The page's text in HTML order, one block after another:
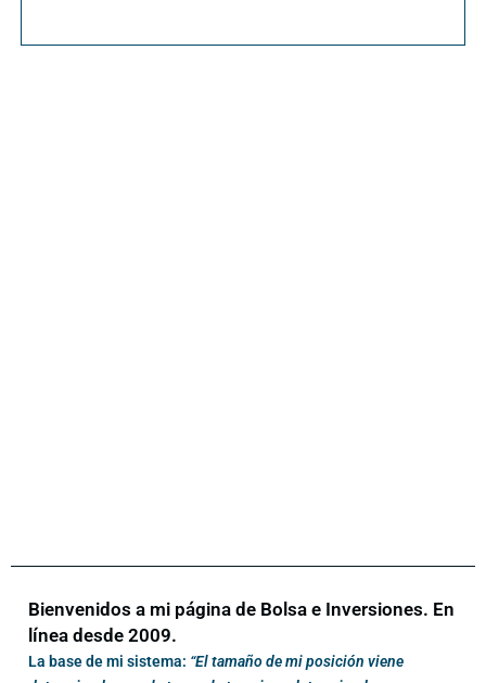
Bienvenidos a mi página de Bolsa e Inversiones. En
línea desde 2009.
La base de mi sistema: “El tamaño de mi posición viene